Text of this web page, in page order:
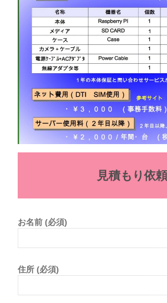
見積もり依頼
お名前 (必須)
住所 (必須)